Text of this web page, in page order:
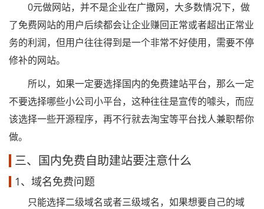
0元做网站，并不是企业在广撒网，大多数情况下，做
了免费网站的用户后续都会让企业赚回正常或者超出正常业
务的利润，但用户往往得到是一个非常不好使用，需要不停
修补的网站。
所以，如果一定要选择国内的免费建站平台，那么一定
不要选择哪些小公司小平台，这种往往是宣传的噱头，而应
该选择一些开源程序，再不行就去淘宝等平台找人兼职帮你
做。
三、国内免费自助建站要注意什么
1、域名免费问题
只能选择二级域名或者三级域名，如果想要自己的域